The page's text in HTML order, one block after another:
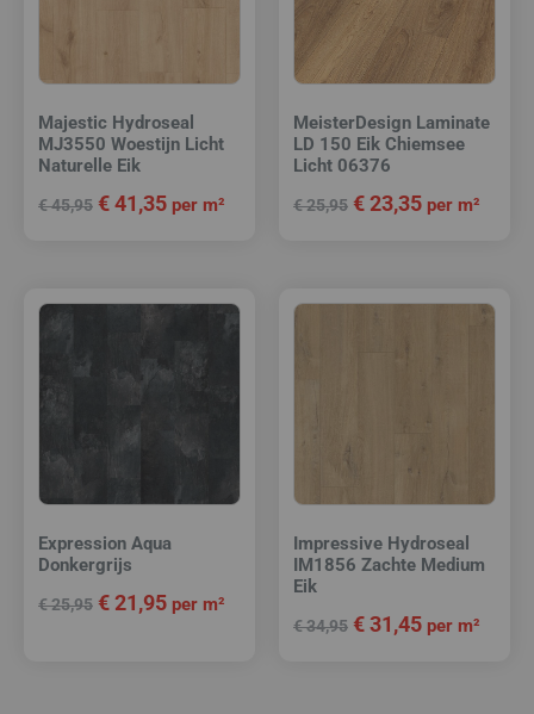
Majestic Hydroseal
MJ3550 Woestijn Licht
Naturelle Eik
€45,95 €41,35 per m²
MeisterDesign Laminate
LD 150 Eik Chiemsee
Licht 06376
€25,95 €23,35 per m²
Expression Aqua
Donkergrijs
€25,95 €21,95 per m²
Impressive Hydroseal
IM1856 Zachte Medium
Eik
€34,95 €31,45 per m²